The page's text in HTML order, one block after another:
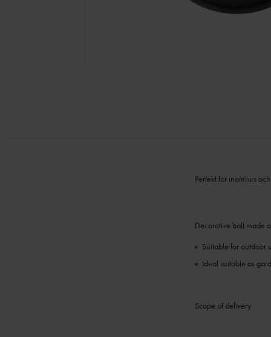
Perfekt för inomhus
Decorative ball made
Suitable for outdoor
Ideal suitable as
Scope of delivery